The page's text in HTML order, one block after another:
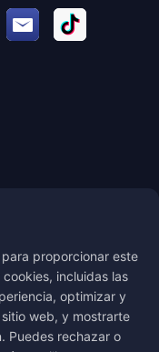
clic en "Servicio al
proporcionar este
incluidas las
optimizar y
web, y mostrarte
Puedes rechazar o